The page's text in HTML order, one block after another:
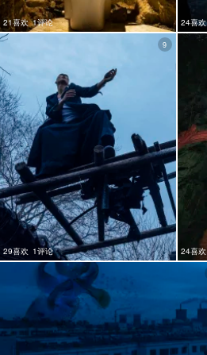
21喜欢 1评论 24喜欢
29喜欢 1评论
9
24喜欢